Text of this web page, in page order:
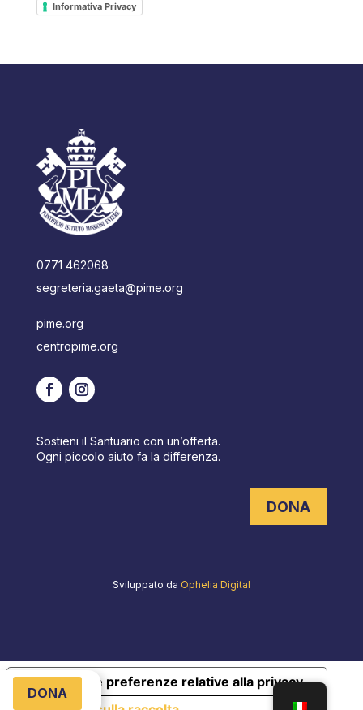
DONA
Informativa Privacy
0771 462068
segreteria.gaeta@pime.org
pime.org
centropime.org
Sostieni il Santuario con un’offerta.
Ogni piccolo aiuto fa la differenza.
DONA
Sviluppato da Ophelia Digital
Le tue preferenze relative alla privacy